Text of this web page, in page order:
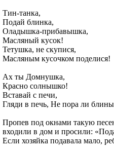
Тин-танка,
Подай блинка,
Оладышка-прибавышка,
Масляный кусок!
Тетушка, не скупися,
Масляным кусочком поделися!
Ах ты Домнушка,
Красно солнышко!
Вставай с печи,
Гляди в печь, Не пора ли
Пропев под окнами такую
входили в дом и просили:
Если хозяйка подавала мало,